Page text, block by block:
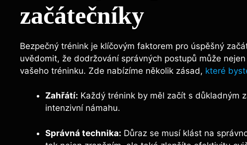
začátečníky
Bezpečný trénink je klíčovým faktorem pro úspěšný
uvědomit, že dodržování správných postupů může
vašeho tréninku. Zde nabízíme několik zásad, které
Zahřátí: Každý trénink by měl začít s důkladným
intenzivní námahu.
Správná technika: Důraz se musí klást na